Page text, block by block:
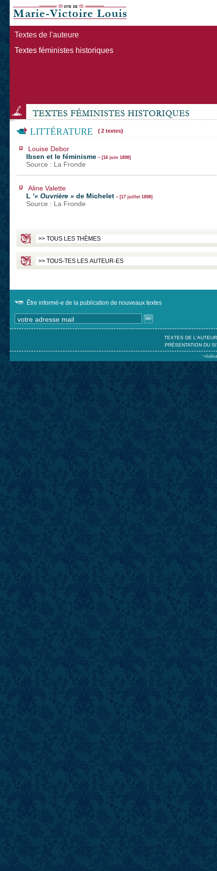
Textes de l'auteure
Textes féministes historiques
LITTÉRATURE { 2 textes}
Louise Debor
Ibsen et le féminisme~ [16 juin 1898]
Source : La Fronde
Aline Valette
L ‘« Ouvrière »de Michelet~ [17 juillet 1898]
Source : La Fronde
Être informé-e de la publication de nouveaux textes
TEXTES DE
PRÉSENTATION DU